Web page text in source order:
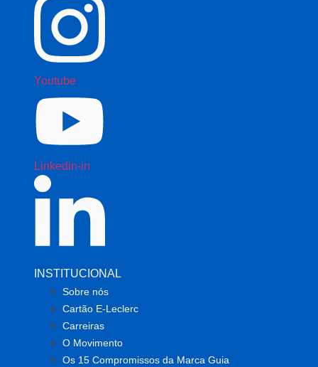
Youtube
Linkedin-in
INSTITUCIONAL
Sobre nós
Cartão E-Leclerc
Carreiras
O Movimento
Os 15 Compromissos da Marca Guia